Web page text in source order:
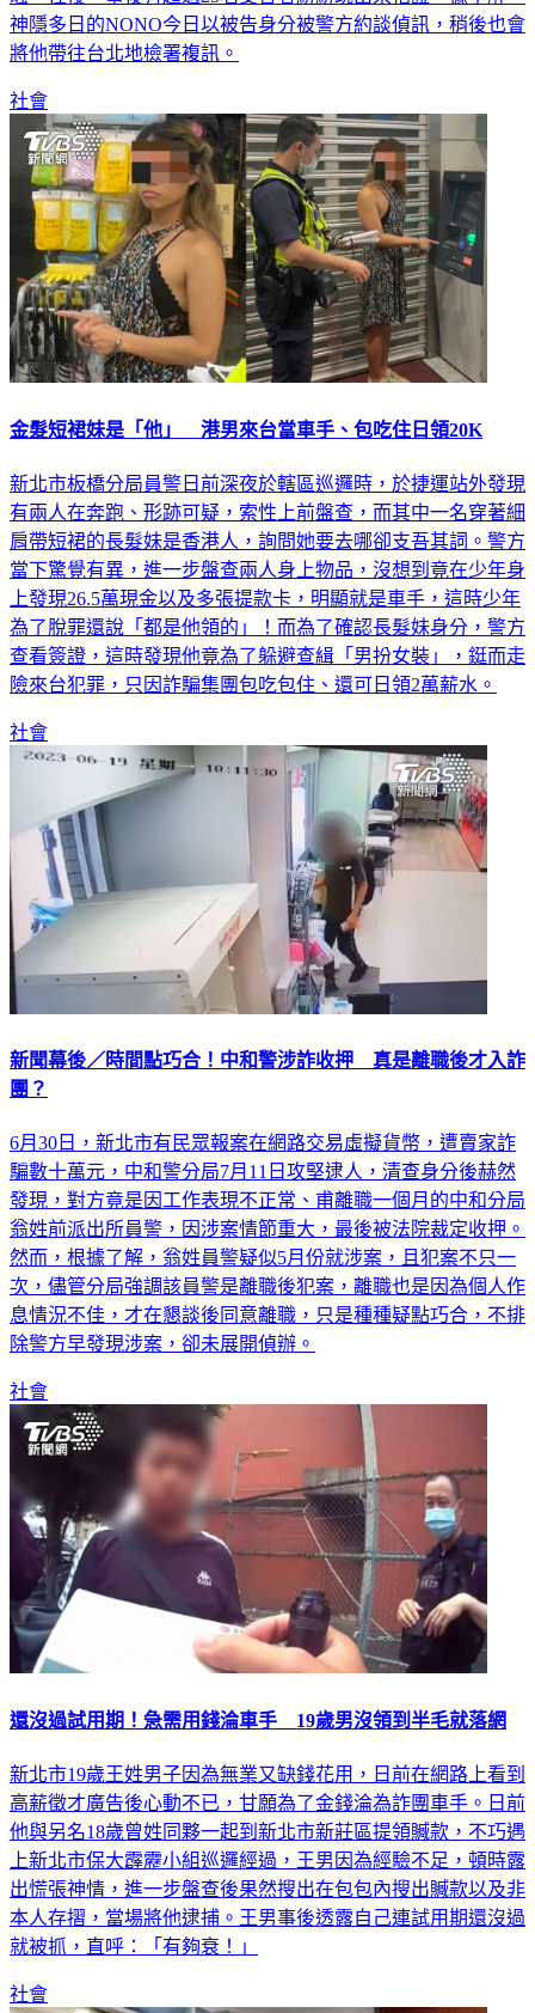
神隱多日的NONO今日以被告身分被警方約談偵訊，稍後也會
將他帶往台北地檢署複訊。
社會
金髮短裙妹是「他」 港男來台當車手、包吃住日領20K
新北市板橋分局員警日前深夜於轄區巡邏時，於捷運站外發現
有兩人在奔跑、形跡可疑，索性上前盤查，而其中一名穿著細
肩帶短裙的長髮妹是香港人，詢問她要去哪卻支吾其詞。警方
當下驚覺有異，進一步盤查兩人身上物品，沒想到竟在少年身
上發現26.5萬現金以及多張提款卡，明顯就是車手，這時少年
為了脫罪還說「都是他領的」！而為了確認長髮妹身分，警方
查看簽證，這時發現他竟為了躲避查緝「男扮女裝」，鋌而走
險來台犯罪，只因詐騙集團包吃包住、還可日領2萬薪水。
社會
新聞幕後／時間點巧合！中和警涉詐收押 真是離職後才入詐
團？
6月30日，新北市有民眾報案在網路交易虛擬貨幣，遭賣家詐
騙數十萬元，中和警分局7月11日攻堅逮人，清查身分後赫然
發現，對方竟是因工作表現不正常、甫離職一個月的中和分局
翁姓前派出所員警，因涉案情節重大，最後被法院裁定收押。
然而，根據了解，翁姓員警疑似5月份就涉案，且犯案不只一
次，儘管分局強調該員警是離職後犯案，離職也是因為個人作
息情況不佳，才在懇談後同意離職，只是種種疑點巧合，不排
除警方早發現涉案，卻未展開偵辦。
社會
還沒過試用期！急需用錢淪車手 19歲男沒領到半毛就落網
新北市19歲王姓男子因為無業又缺錢花用，日前在網路上看到
高薪徵才廣告後心動不已，甘願為了金錢淪為詐團車手。日前
他與另名18歲曾姓同夥一起到新北市新莊區提領贓款，不巧遇
上新北市保大霹靂小組巡邏經過，王男因為經驗不足，頓時露
出慌張神情，進一步盤查後果然搜出在包包內搜出贓款以及非
本人存摺，當場將他逮捕。王男事後透露自己連試用期還沒過
就被抓，直呼：「有夠衰！」
社會